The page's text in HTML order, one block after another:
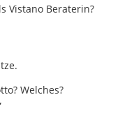
Vistano Beraterin?
Welches?